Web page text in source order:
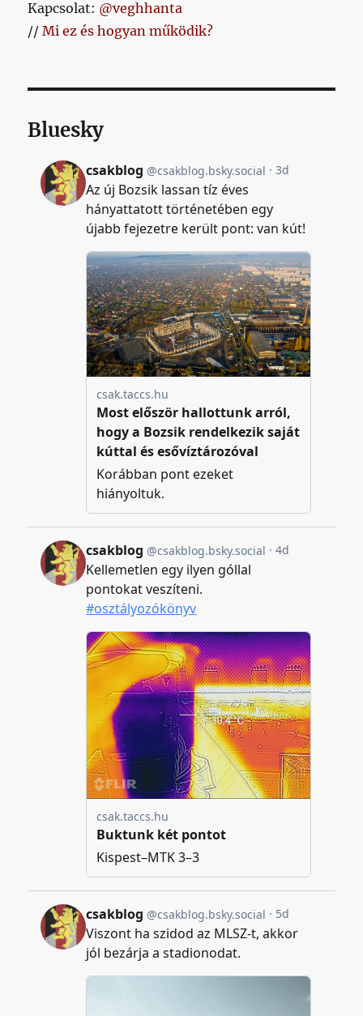
Kapcsolat: @veghhanta
//Mi ez és hogyan működik?
Bluesky